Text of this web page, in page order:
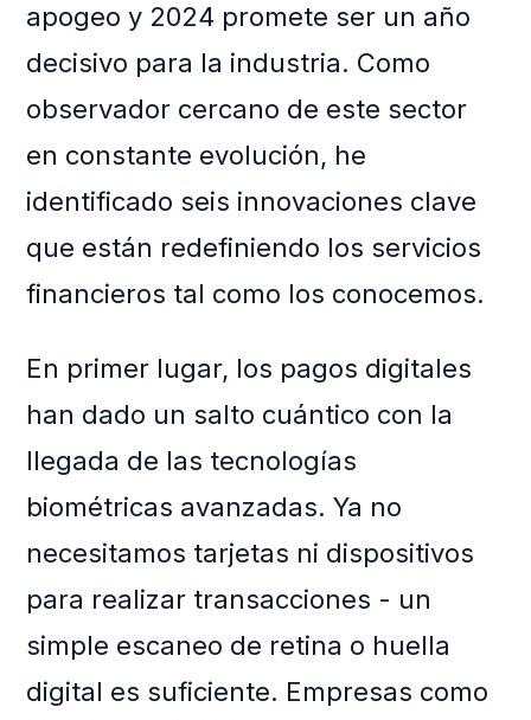
apogeo y 2024 promete ser un año
decisivo para la industria. Como
observador cercano de este sector
en constante evolución, he
identificado seis innovaciones clave
que están redefiniendo los servicios
financieros tal como los conocemos.
En primer lugar, los pagos digitales
han dado un salto cuántico con la
llegada de las tecnologías
biométricas avanzadas. Ya no
necesitamos tarjetas ni dispositivos
para realizar transacciones - un
simple escaneo de retina o huella
digital es suficiente. Empresas como